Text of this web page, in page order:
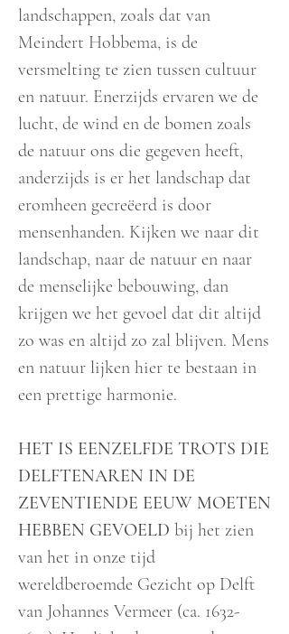
landschappen, zoals dat van
Meindert Hobbema, is de
versmelting te zien tussen cultuur
en natuur. Enerzijds ervaren we de
lucht, de wind en de bomen zoals
de natuur ons die gegeven heeft,
anderzijds is er het landschap dat
eromheen gecreëerd is door
mensenhanden. Kijken we naar dit
landschap, naar de natuur en naar
de menselijke bebouwing, dan
krijgen we het gevoel dat dit altijd
zo was en altijd zo zal blijven. Mens
en natuur lijken hier te bestaan in
een prettige harmonie.
HET IS EENZELFDE TROTS DIE
DELFTENAREN IN DE
ZEVENTIENDE EEUW MOETEN
HEBBEN GEVOELD bij het zien
van het in onze tijd
wereldberoemde Gezicht op Delft
van Johannes Vermeer (ca. 1632-